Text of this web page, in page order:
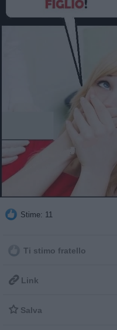
Stime: 11
Ti stimo fratello
 Link
 Salva